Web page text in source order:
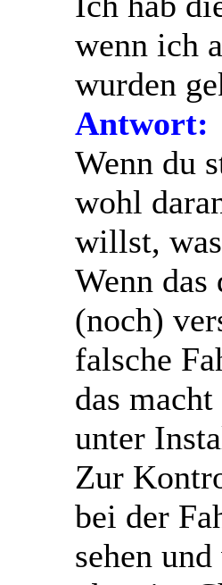
wenn ich
wurden
Antwort:
Wenn du
wohl
willst,
Wenn
(noch)
falsche
das
unter
Zur
bei der
sehen